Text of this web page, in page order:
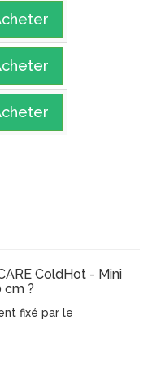
ColdHot - Mini
cm ?
fixé par le